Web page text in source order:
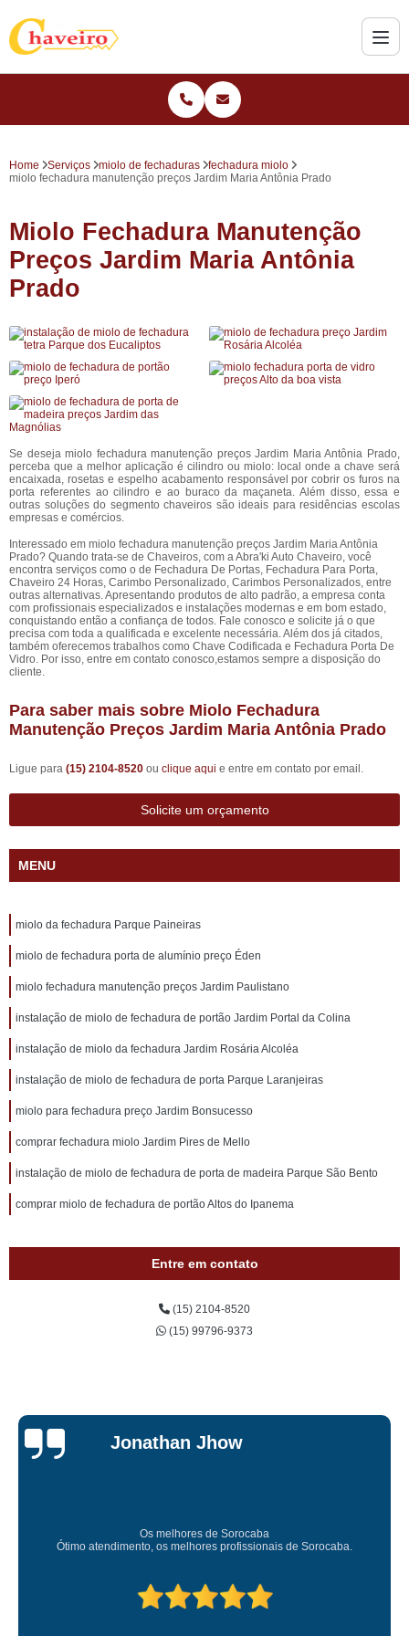
Home Serviços miolo de fechaduras
fechadura miolo
miolo fechadura manutenção preços Jardim Maria Antônia Prado
Miolo Fechadura Manutenção
Preços Jardim Maria Antônia
Prado
Se deseja miolo fechadura manutenção preços Jardim Maria Antônia Prado,
perceba que a melhor aplicação é cilindro ou miolo: local onde a chave será
encaixada, rosetas e espelho acabamento responsável por cobrir os furos na
porta referentes ao cilindro e ao buraco da maçaneta. Além disso, essa e
outras soluções do segmento chaveiros são ideais para residências escolas
empresas e comércios.
Interessado em miolo fechadura manutenção preços Jardim Maria Antônia
Prado? Quando trata-se de Chaveiros, com a Abra'ki Auto Chaveiro, você
encontra serviços como o de Fechadura De Portas, Fechadura Para Porta,
Chaveiro 24 Horas, Carimbo Personalizado, Carimbos Personalizados, entre
outras alternativas. Apresentando produtos de alto padrão, a empresa conta
com profissionais especializados e instalações modernas e em bom estado,
conquistando então a confiança de todos. Fale conosco e solicite já o que
precisa com toda a qualificada e excelente necessária. Além dos já citados,
também oferecemos trabalhos como Chave Codificada e Fechadura Porta De
Vidro. Por isso, entre em contato conosco,estamos sempre a disposição do
cliente.
Para saber mais sobre Miolo Fechadura
Manutenção Preços Jardim Maria Antônia Prado
Ligue para (15) 2104-8520 ou clique aqui e entre em contato por email.
Solicite um orçamento
MENU
miolo da fechadura Parque Paineiras
miolo de fechadura porta de alumínio preço Éden
miolo fechadura manutenção preços Jardim Paulistano
instalação de miolo de fechadura de portão Jardim Portal da Colina
instalação de miolo da fechadura Jardim Rosária Alcoléa
instalação de miolo de fechadura de porta Parque Laranjeiras
miolo para fechadura preço Jardim Bonsucesso
comprar fechadura miolo Jardim Pires de Mello
instalação de miolo de fechadura de porta de madeira Parque São Bento
comprar miolo de fechadura de portão Altos do Ipanema
Entre em contato
(15) 2104-8520
(15) 99796-9373
Carvalho
Super recomendo!
Amei o atendimento. Preco super bom. Superou minhas
Deixou o meu bem super arrumadinhooo recomendo!